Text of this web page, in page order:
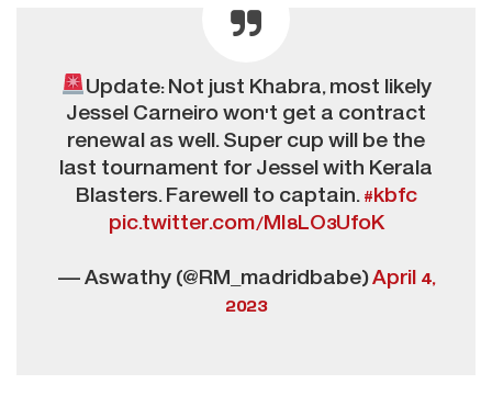
Update: Not just Khabra, most likely
Jessel Carneiro won't get a contract
renewal as well. Super cup will be the
last tournament for Jessel with Kerala
Blasters. Farewell to captain.#kbfc
pic.twitter.com/MI8LO3UfoK
— Aswathy (@RM_madridbabe)April 4,
2023